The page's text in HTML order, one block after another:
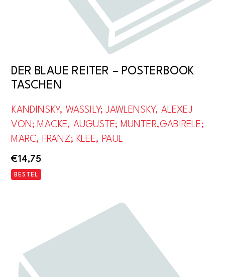
DER BLAUE REITER – POSTERBOOK
TASCHEN
KANDINSKY, WASSILY; JAWLENSKY, ALEXEJ
VON; MACKE, AUGUSTE; MUNTER,GABIRELE;
MARC, FRANZ; KLEE, PAUL
€14,75
BESTEL